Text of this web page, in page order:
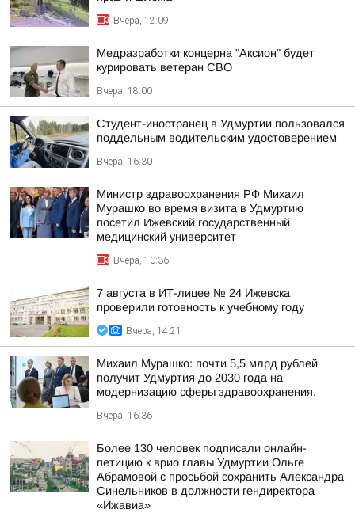
Вчера, 12:09
Медразработки концерна "Аксион" будет
курировать ветеран СВО
Вчера, 18:00
Студент-иностранец в Удмуртии пользовался
поддельным водительским удостоверением
Вчера, 16:30
Министр здравоохранения РФ Михаил
Мурашко во время визита в Удмуртию
посетил Ижевский государственный
медицинский университет
Вчера, 10:36
7 августа в ИТ-лицее № 24 Ижевска
проверили готовность к учебному году
Вчера, 14:21
Михаил Мурашко: почти 5,5 млрд рублей
получит Удмуртия до 2030 года на
модернизацию сферы здравоохранения.
Вчера, 16:36
Более 130 человек подписали онлайн-
петицию к врио главы Удмуртии Ольге
Абрамовой с просьбой сохранить Александра
Синельников в должности гендиректора
«Ижавиа»